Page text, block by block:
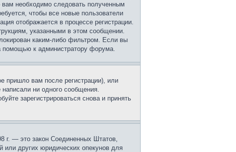
необходимо следовать полученным
чтобы все новые пользователи
отображается в процессе регистрации.
указанными в этом сообщении.
каким-либо фильтром. Если вы
помощью к администратору форума.
пришло вам после регистрации), или
ни одного сообщения.
зарегистрироваться снова и принять
г. — это закон Соединенных Штатов,
других юридических опекунов для